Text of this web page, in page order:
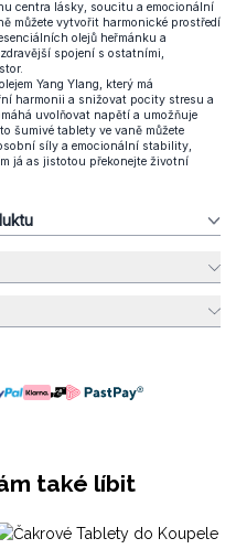
centra lásky, soucitu a emocionální
můžete vytvořit harmonické prostředí
olejů heřmánku a
spojení s ostatními,
Yang Ylang, který má
harmonii a snižovat pocity stresu a
uvolňovat napětí a umožňuje
šumivé tablety ve vaně můžete
síly a emocionální stability,
já as jistotou překonejte životní
také líbit